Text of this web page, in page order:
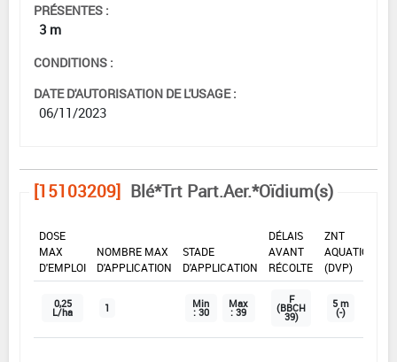
PRÉSENTES :
3 m
CONDITIONS :
DATE D'AUTORISATION DE L'USAGE :
06/11/2023
[15103209] Blé*Trt Part.Aer.*Oïdium(s)
DOSE
MAX
D'EMPLOI
NOMBRE MAX
D'APPLICATION
STADE
D'APPLICATION
DÉLAIS
AVANT
RÉCOLTE
ZNT
AQUATIQUE
(DVP)
0,25
L/ha 1 Min
: 30
Max
: 39
F
(BBCH
39)
5 m
(-)